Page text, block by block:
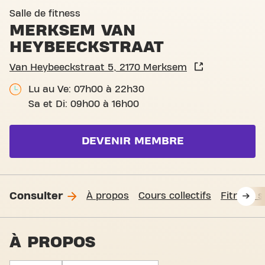
Salle de fitness
MERKSEM VAN
HEYBEECKSTRAAT
Van Heybeeckstraat 5, 2170 Merksem
Lu au Ve: 07h00 à 22h30
Sa et Di: 09h00 à 16h00
DEVENIR MEMBRE
Consulter À propos Cours collectifs Fitness
À PROPOS